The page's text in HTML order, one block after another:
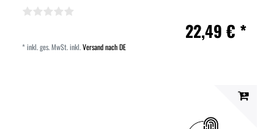
22,49 € *
*inkl. ges. MwSt.inkl.Versand nach DE